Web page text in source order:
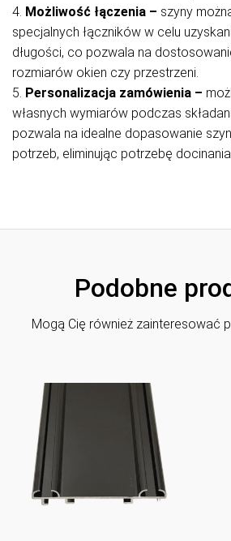
4. Możliwość łączenia – szyny
specjalnych łączników w celu
długości, co pozwala na
rozmiarów okien czy przestrzeni.
5. Personalizacja zamówienia –
własnych wymiarów podczas
pozwala na idealne dopasowanie
potrzeb, eliminując potrzebę
Podobne
Mogą Cię również zainteresować